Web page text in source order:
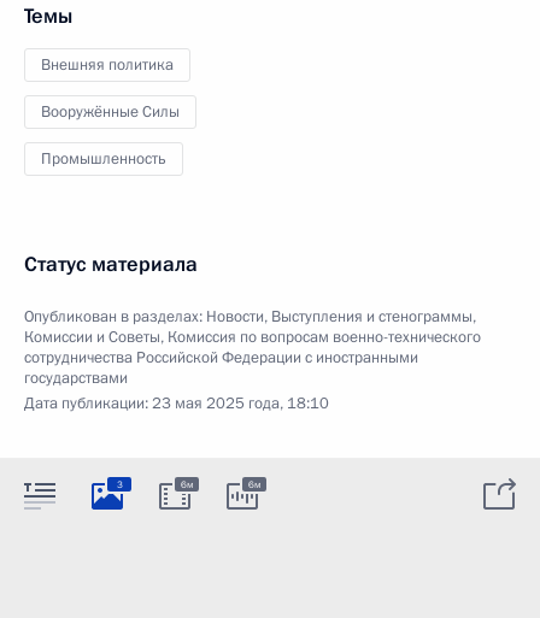
Темы
Внешняя политика
Вооружённые Силы
Промышленность
Статус материала
Опубликован в разделах: Новости, Выступления и стенограммы,
Комиссии и Советы, Комиссия по вопросам военно-технического
сотрудничества Российской Федерации с иностранными
государствами
Дата публикации:23 мая 2025 года, 18:10
3 6м 6м